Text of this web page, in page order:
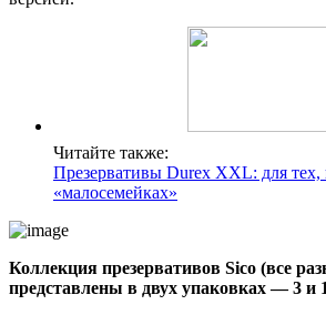
Читайте также:
Презервативы Durex XXL: для тех,
«малосемейках»
Коллекция презервативов Sico (все
представлены в двух упаковках — 3 и